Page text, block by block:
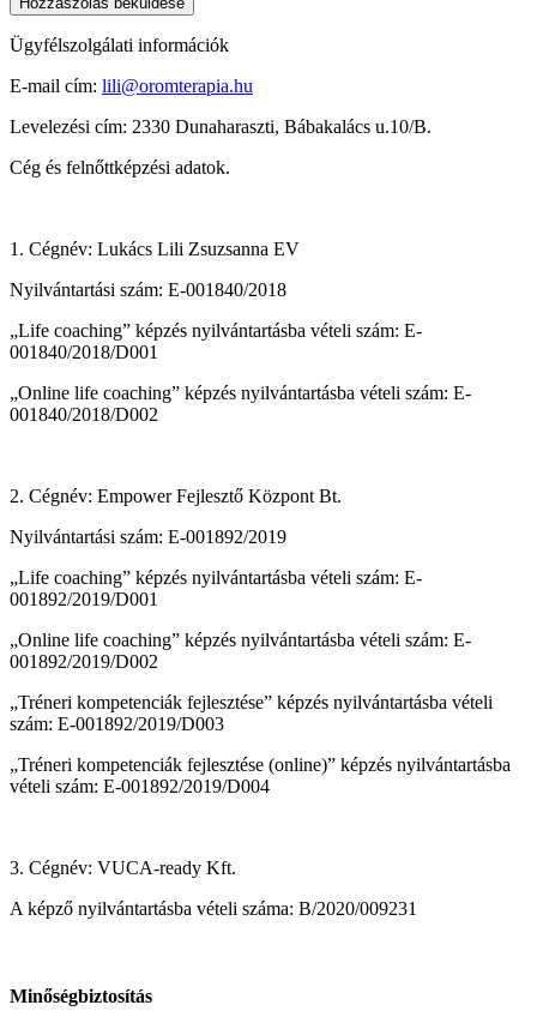
Ügyfélszolgálati információk
E-mail cím: lili@oromterapia.hu
Levelezési cím: 2330 Dunaharaszti, Bábakalács u.10/B.
Cég és felnőttképzési adatok.
1. Cégnév: Lukács Lili Zsuzsanna EV
Nyilvántartási szám: E-001840/2018
„Life coaching” képzés nyilvántartásba vételi szám: E-
001840/2018/D001
„Online life coaching” képzés nyilvántartásba vételi szám: E-
001840/2018/D002
2. Cégnév: Empower Fejlesztő Központ Bt.
Nyilvántartási szám: E-001892/2019
„Life coaching” képzés nyilvántartásba vételi szám: E-
001892/2019/D001
„Online life coaching” képzés nyilvántartásba vételi szám: E-
001892/2019/D002
„Tréneri kompetenciák fejlesztése” képzés nyilvántartásba vételi
szám: E-001892/2019/D003
„Tréneri kompetenciák fejlesztése (online)” képzés nyilvántartásba
vételi szám: E-001892/2019/D004
3. Cégnév: VUCA-ready Kft.
A képző nyilvántartásba vételi száma: B/2020/009231
Minőségbiztosítás